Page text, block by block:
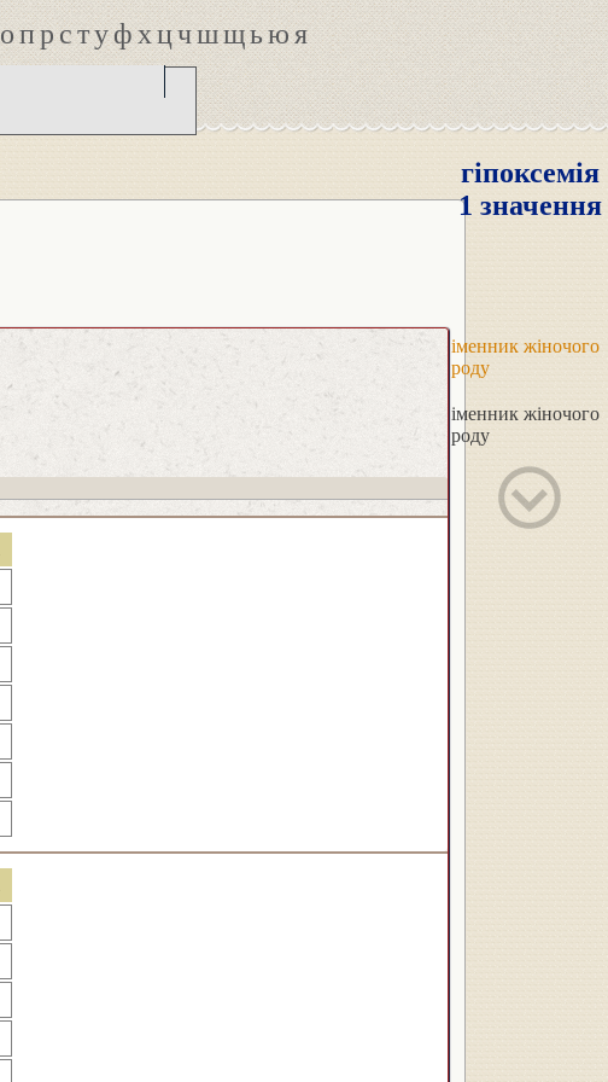
опрстуфхцчшщьюя
гіпоксемія
1 значення
іменник жіночого
роду
іменник жіночого
роду